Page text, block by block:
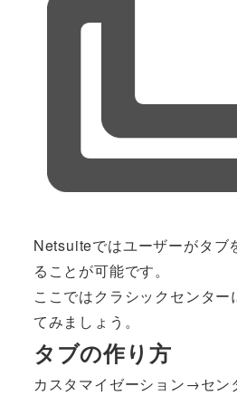
Netsuiteではユーザーがタブ
ることが可能です。
ここではクラシックセンタ
てみましょう。
タブの作り方
カスタマイゼーション→セ